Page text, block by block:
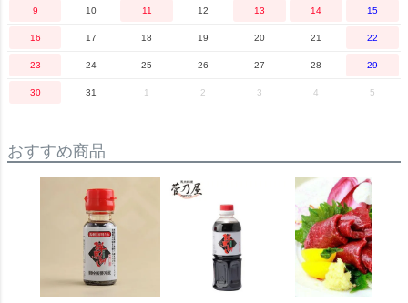
9 10 11 12 13 14 15
16 17 18 19 20 21 22
23 24 25 26 27 28 29
30 31 1 2 3 4 5
おすすめ商品